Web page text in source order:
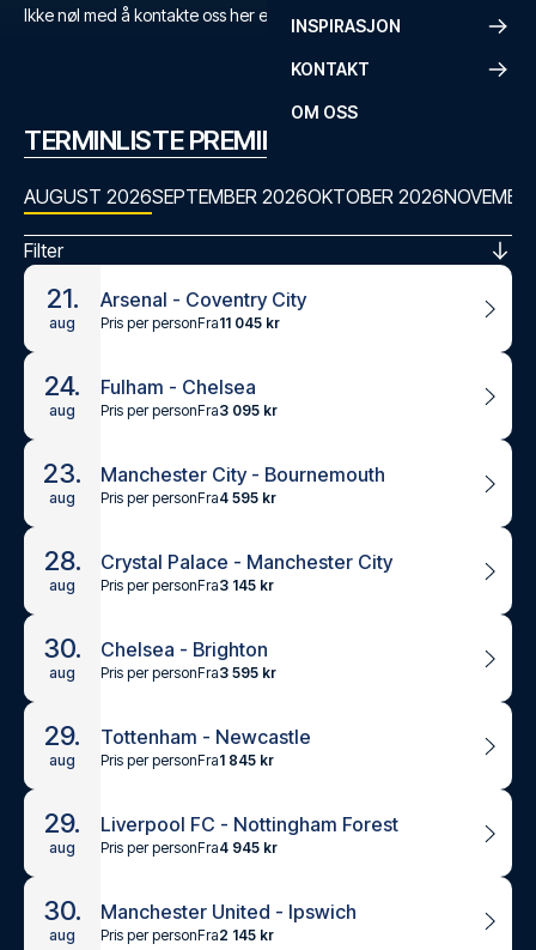
INSPIRASJON
KONTAKT
OM OSS
Ikke nøl med å kontakte oss her eller på +47 73 02 20 22
TERMINLISTE PREMIER LEAGUE
AUGUST 2026SEPTEMBER 2026OKTOBER 2026
Filter
21.
aug
Arsenal - Coventry City
Pris per personFra11 045 kr
24.
aug
Fulham - Chelsea
Pris per personFra3 095 kr
23.
aug
Manchester City - Bournemouth
Pris per personFra4 595 kr
28.
aug
Crystal Palace - Manchester City
Pris per personFra3 145 kr
30.
aug
Chelsea - Brighton
Pris per personFra3 595 kr
29.
aug
Tottenham - Newcastle
Pris per personFra1 845 kr
29.
aug
Liverpool FC - Nottingham Forest
Pris per personFra4 945 kr
30.
aug
Manchester United - Ipswich
Pris per personFra2 145 kr